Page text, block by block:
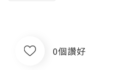
0個讚好